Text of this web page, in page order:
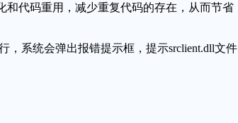
和代码重用，减少重复代码的存在，从而节省
，系统会弹出报错提示框，提示srclient.dll文件